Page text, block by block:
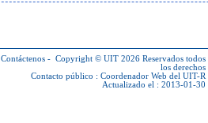
Contáctenos - Copyright © UIT 2026 Reservados todos
los derechos
Contacto público : Coordenador Web del UIT-R
Actualizado el : 2013-01-30